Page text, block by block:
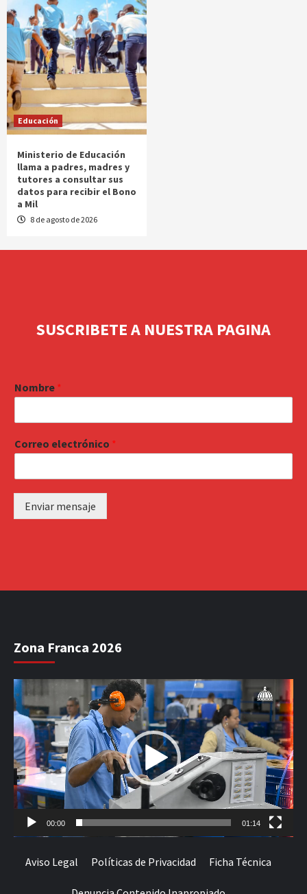
Educación
Ministerio de Educación
llama a padres, madres y
tutores a consultar sus
datos para recibir el Bono
a Mil
8 de agosto de 2026
SUSCRIBETE A NUESTRA PAGINA
Nombre *
Correo electrónico *
Enviar mensaje
Zona Franca 2026
Reproductor
de
vídeo
00:00 01:14
Aviso Legal Políticas de Privacidad Ficha Técnica